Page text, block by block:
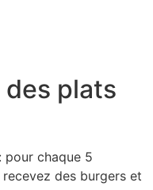
des plats
chaque 5
des burgers et